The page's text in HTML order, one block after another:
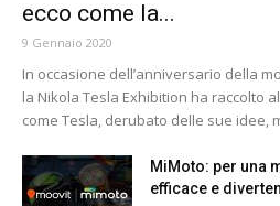
ecco come la...
9 Gennaio 2020
In occasione dell’anniversario della
la Nikola Tesla Exhibition ha raccolto
come Tesla, derubato delle sue idee,
MiMoto: per una
efficace e